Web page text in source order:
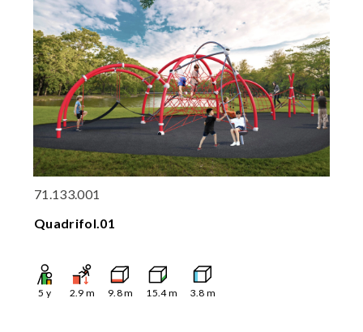
71.133.001
Quadrifol.01
5 y 2.9 m 9.8m 15.4m 3.8 m